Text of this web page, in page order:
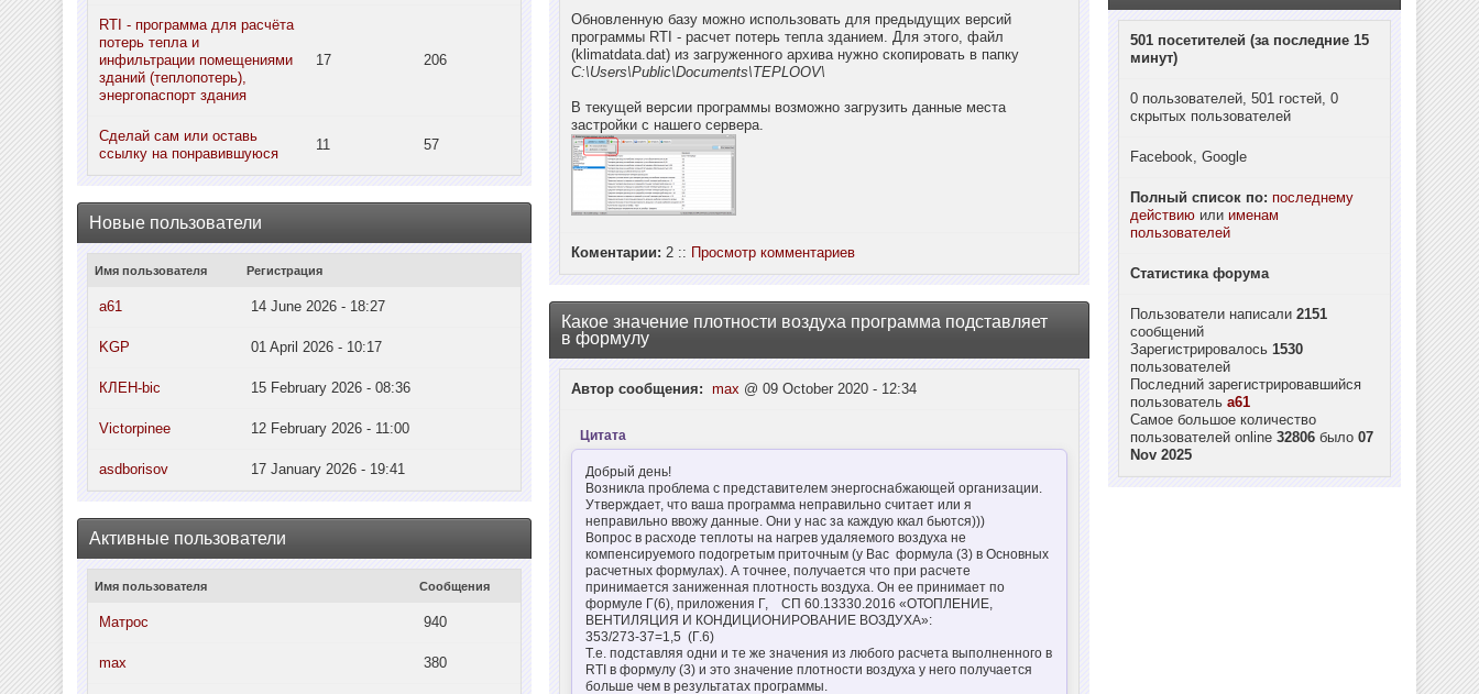
RTI - программа для расчёта
потерь тепла и
инфильтрации помещениями
зданий (теплопотерь),
энергопаспорт здания
17 206
Сделай сам или оставь
ссылку на понравившуюся
11 57
Новые пользователи
Имя пользователя Регистрация
a61 14 June 2026 - 18:27
KGP 01 April 2026 - 10:17
КЛЕН-bic 15 February 2026 - 08:36
Victorpinee 12 February 2026 - 11:00
asdborisov 17 January 2026 - 19:41
Активные пользователи
Имя пользователя Сообщения
Матрос 940
max 380
Обновленную базу можно использовать для предыдущих версий
программы RTI - расчет потерь тепла зданием. Для этого, файл
(klimatdata.dat) из загруженного архива нужно скопировать в папку
C:\Users\Public\Documents\TEPLOOV\
В текущей версии программы возможно загрузить данные места
застройки с нашего сервера.
Коментарии: 2 :: Просмотр комментариев
Какое значение плотности воздуха программа подставляет
в формулу
Автор сообщения: max @ 09 October 2020 - 12:34
Цитата
Добрый день!
Возникла проблема с представителем энергоснабжающей организации.
Утверждает, что ваша программа неправильно считает или я
неправильно ввожу данные. Они у нас за каждую ккал бьются)))
Вопрос в расходе теплоты на нагрев удаляемого воздуха не
компенсируемого подогретым приточным (у Вас формула (3) в Основных
расчетных формулах). А точнее, получается что при расчете
принимается заниженная плотность воздуха. Он ее принимает по
формуле Г(6), приложения Г, СП 60.13330.2016 «ОТОПЛЕНИЕ,
ВЕНТИЛЯЦИЯ И КОНДИЦИОНИРОВАНИЕ ВОЗДУХА»:
353/273-37=1,5 (Г.6)
Т.е. подставляя одни и те же значения из любого расчета выполненного в
RTI в формулу (3) и это значение плотности воздуха у него получается
больше чем в результатах программы.
501 посетителей (за последние 15
минут)
0 пользователей, 501 гостей, 0
скрытых пользователей
Facebook, Google
Полный список по: последнему
действию или именам
пользователей
Статистика форума
Пользователи написали2151
сообщений
Зарегистрировалось1530
пользователей
Последний зарегистрировавшийся
пользовательa61
Самое большое количество
пользователей online32806 было07
Nov 2025